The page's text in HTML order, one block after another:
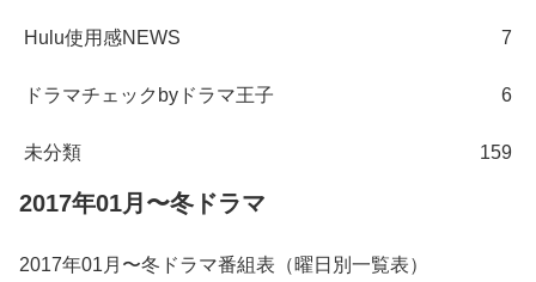
Hulu使用感NEWS 7
ドラマチェックbyドラマ王子 6
未分類 159
2017年01月〜冬ドラマ
2017年01月〜冬ドラマ番組表（曜日別一覧表）